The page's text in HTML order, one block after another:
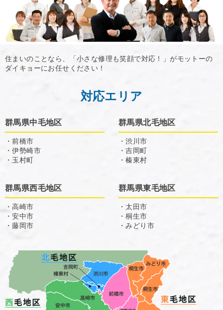
住まいのことなら、「小さな修理も笑顔で対応！」がモットーの
ダイキョーにお任せください！
対応エリア
群馬県中毛地区
・前橋市
・伊勢崎市
・玉村町
群馬県北毛地区
・渋川市
・吉岡町
・榛東村
群馬県西毛地区
・高崎市
・安中市
・藤岡市
群馬県東毛地区
・太田市
・桐生市
・みどり市